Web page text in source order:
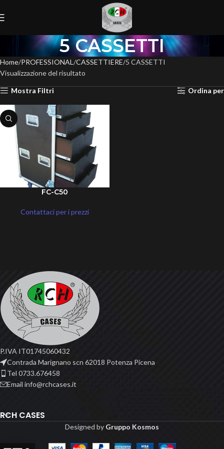
5 CASSETTI
Home PROFESSIONAL CASSETTIERE 5 CASSETTI
Visualizzazione del risultato
Mostra Filtri Ordina per
FC-C50
Contattaci per i prezzi
P.IVA IT01745060432
Contrada Marignano scn 62018 Potenza Picena
Tel 0733.676458
Email info@rchcases.it
RCH CASES
Designed by Gruppo Kosmos